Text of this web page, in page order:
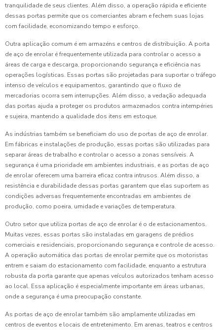
tranquilidade de seus clientes. Além disso, a operação rápida e eficiente
dessas portas permite que os comerciantes abram e fechem suas lojas
com facilidade, economizando tempo e esforço.
Outra aplicação comum é em armazéns e centros de distribuição. A porta
de aço de enrolar é frequentemente utilizada para controlar o acesso a
áreas de carga e descarga, proporcionando segurança e eficiência nas
operações logísticas. Essas portas são projetadas para suportar o tráfego
intenso de veículos e equipamentos, garantindo que o fluxo de
mercadorias ocorra sem interrupções. Além disso, a vedação adequada
das portas ajuda a proteger os produtos armazenados contra intempéries
e sujeira, mantendo a qualidade dos itens em estoque.
As indústrias também se beneficiam do uso de portas de aço de enrolar.
Em fábricas e instalações de produção, essas portas são utilizadas para
separar áreas de trabalho e controlar o acesso a zonas sensíveis. A
segurança é uma prioridade em ambientes industriais, e as portas de aço
de enrolar oferecem uma barreira eficaz contra intrusos. Além disso, a
resistência e durabilidade dessas portas garantem que elas suportem as
condições adversas frequentemente encontradas em ambientes de
produção, como poeira, umidade e variações de temperatura.
Outro setor que utiliza portas de aço de enrolar é o de estacionamentos.
Muitas vezes, essas portas são instaladas em garagens de prédios
comerciais e residenciais, proporcionando segurança e controle de acesso.
A operação automática das portas de enrolar permite que os motoristas
entrem e saiam do estacionamento com facilidade, enquanto a estrutura
robusta da porta garante que apenas veículos autorizados tenham acesso
ao local. Essa aplicação é especialmente importante em áreas urbanas,
onde a segurança é uma preocupação constante.
As portas de aço de enrolar também são amplamente utilizadas em
centros de eventos e locais de entretenimento. Em arenas, teatros e centros